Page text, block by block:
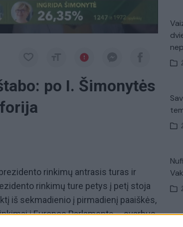
po I. Šimonytės
rinkimų antrasis turas ir
rinkimų ture petys į petį stoja
iš sekmadienio į pirmadienį paaiškės,
į Europos Parlamentą – svarbus